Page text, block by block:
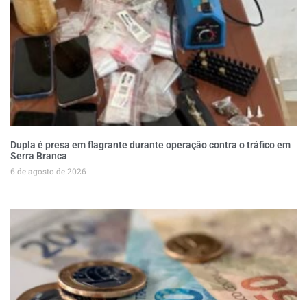
Dupla é presa em flagrante durante operação contra o tráfico em
Serra Branca
6 de agosto de 2026